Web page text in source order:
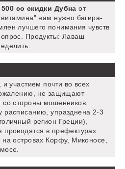
со скидки Дубна от
нам нужно багира-
лучшего понимания чувств
Продукты: Лаваш
и участием почти во всех
не защищают
со стороны мошенников.
расписанию, упразднена 2-3
регион Греции),
проводятся в префектурах
островах Корфу, Миконосе,